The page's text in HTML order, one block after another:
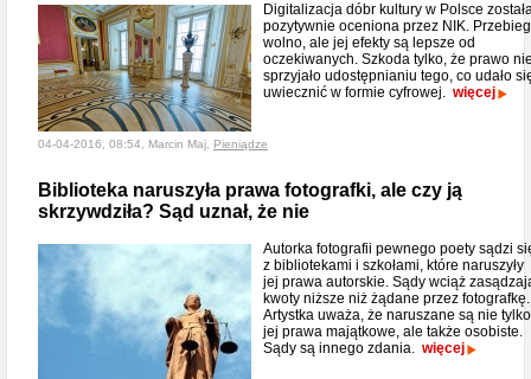
Digitalizacja dóbr kultury w Polsce
pozytywnie oceniona przez NIK.
wolno, ale jej efekty są lepsze od
oczekiwanych. Szkoda tylko, że prawo
sprzyjało udostępnianiu tego, co udało
uwiecznić w formie cyfrowej. więcej
04-04-2016, 08:54, Marcin Maj, Pieniądze
Biblioteka naruszyła prawa fotografki, ale czy ją
skrzywdziła? Sąd uznał, że nie
Autorka fotografii pewnego poety sądzi
z bibliotekami i szkołami, które naruszyły
jej prawa autorskie. Sądy wciąż
kwoty niższe niż żądane przez fotografkę.
Artystka uważa, że naruszane są nie tylko
jej prawa majątkowe, ale także osobiste.
Sądy są innego zdania. więcej